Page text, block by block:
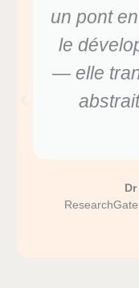
un pont
le
— elle